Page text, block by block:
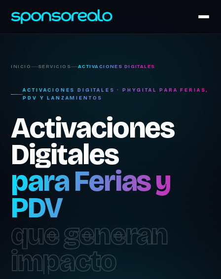
INICIO SERVICIOS ACTIVACIONES DIGITALES
ACTIVACIONES DIGITALES · PHYGITAL PARA FERIAS,
PDV Y LANZAMIENTOS
Activaciones
Digitales
para Ferias y
PDV
que generan
impacto